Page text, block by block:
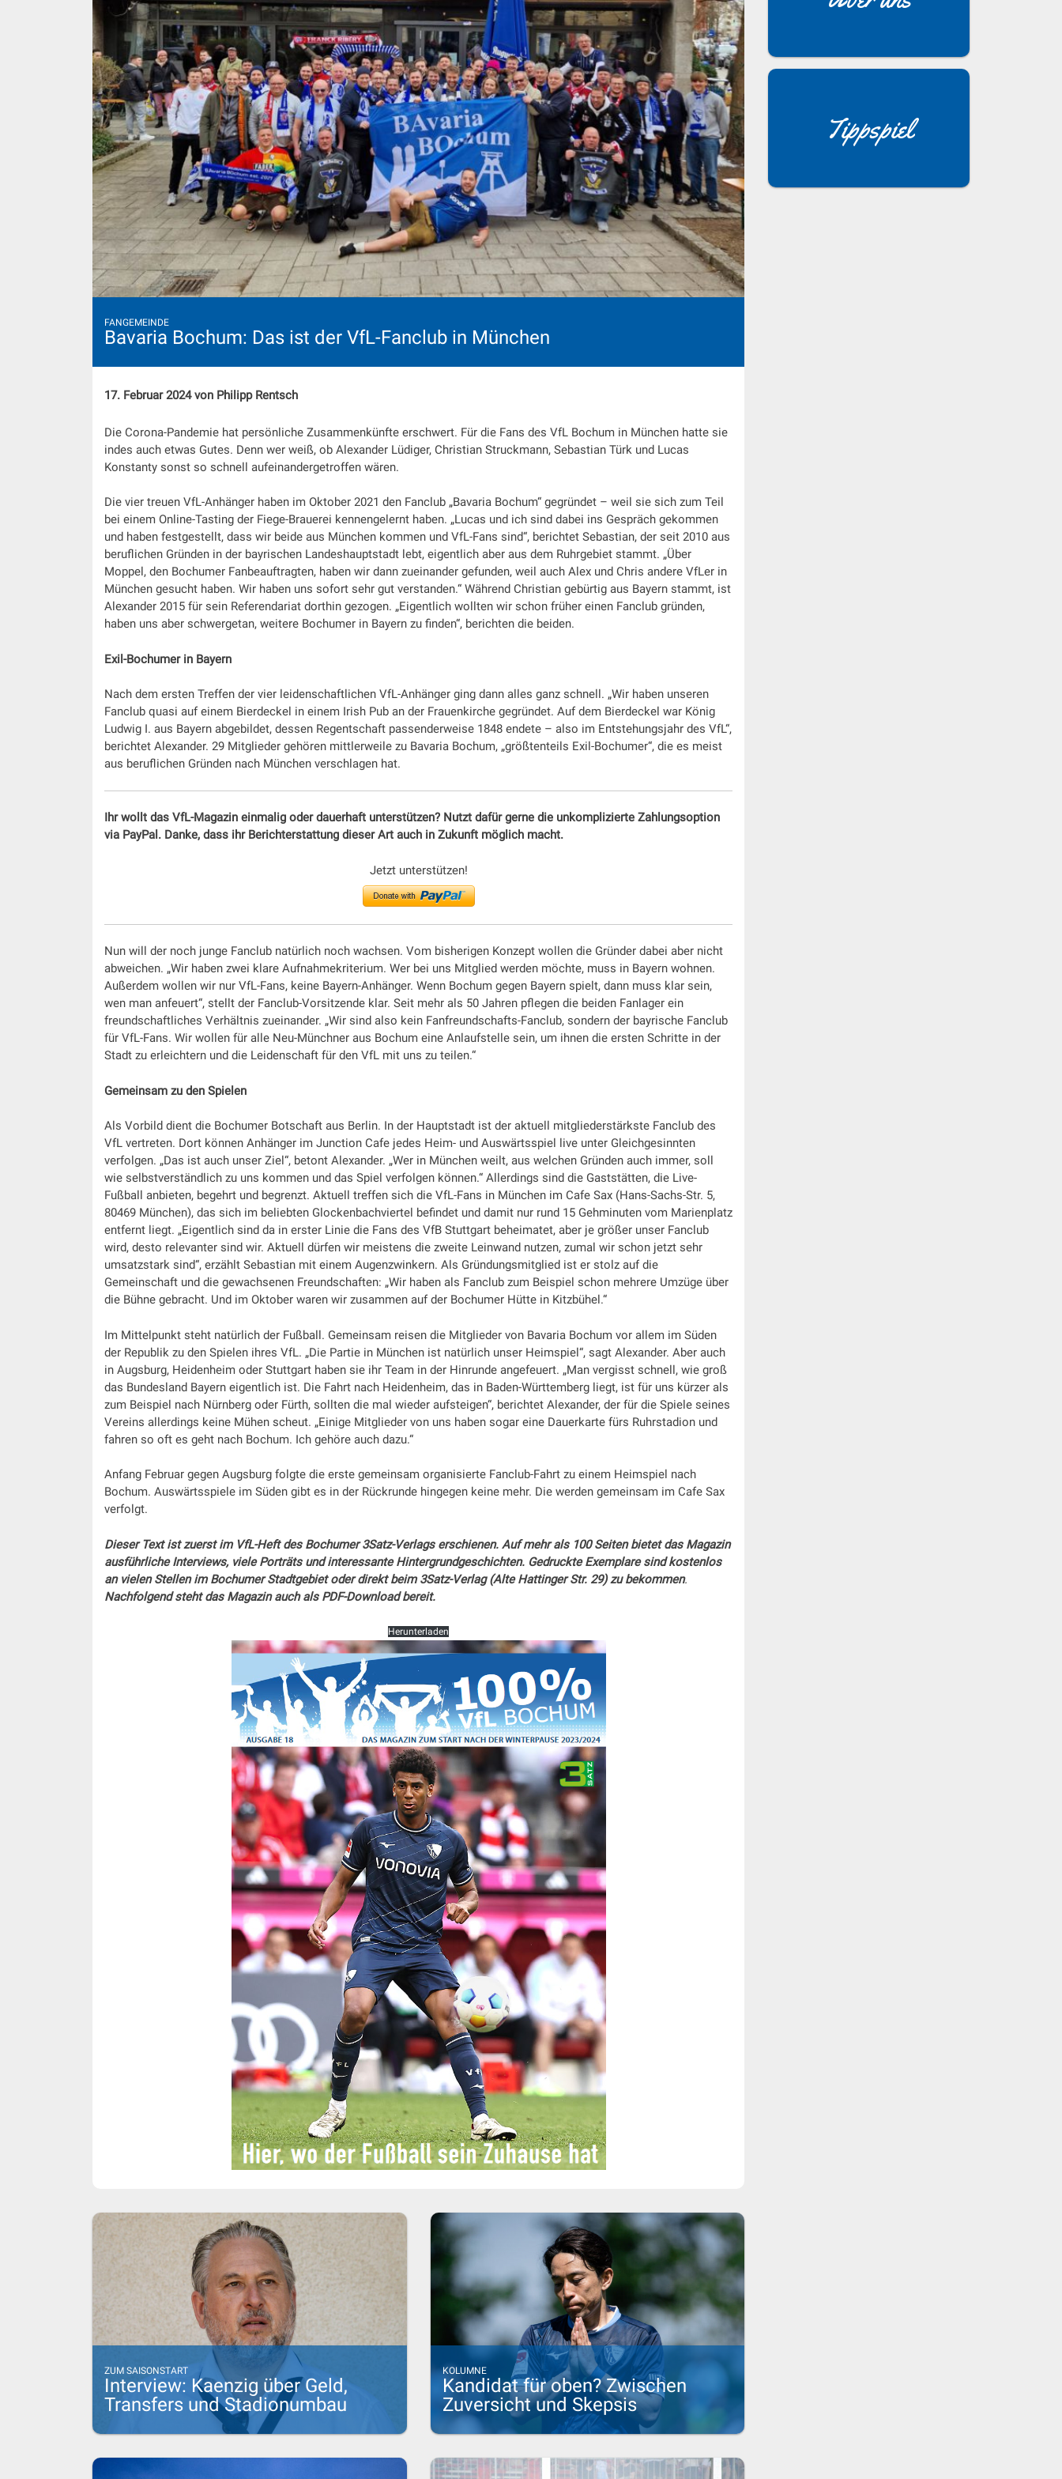
FANGEMEINDE
Bavaria Bochum: Das ist der VfL-Fanclub in München
17. Februar 2024 von Philipp Rentsch
Die Corona-Pandemie hat persönliche Zusammenkünfte erschwert. Für die Fans des VfL Bochum in München hatte sie
indes auch etwas Gutes. Denn wer weiß, ob Alexander Lüdiger, Christian Struckmann, Sebastian Türk und Lucas
Konstanty sonst so schnell aufeinandergetroffen wären.
Die vier treuen VfL-Anhänger haben im Oktober 2021 den Fanclub „Bavaria Bochum“ gegründet – weil sie sich zum Teil
bei einem Online-Tasting der Fiege-Brauerei kennengelernt haben. „Lucas und ich sind dabei ins Gespräch gekommen
und haben festgestellt, dass wir beide aus München kommen und VfL-Fans sind“, berichtet Sebastian, der seit 2010 aus
beruflichen Gründen in der bayrischen Landeshauptstadt lebt, eigentlich aber aus dem Ruhrgebiet stammt. „Über
Moppel, den Bochumer Fanbeauftragten, haben wir dann zueinander gefunden, weil auch Alex und Chris andere VfLer in
München gesucht haben. Wir haben uns sofort sehr gut verstanden.“ Während Christian gebürtig aus Bayern stammt, ist
Alexander 2015 für sein Referendariat dorthin gezogen. „Eigentlich wollten wir schon früher einen Fanclub gründen,
haben uns aber schwergetan, weitere Bochumer in Bayern zu finden“, berichten die beiden.
Exil-Bochumer in Bayern
Nach dem ersten Treffen der vier leidenschaftlichen VfL-Anhänger ging dann alles ganz schnell. „Wir haben unseren
Fanclub quasi auf einem Bierdeckel in einem Irish Pub an der Frauenkirche gegründet. Auf dem Bierdeckel war König
Ludwig I. aus Bayern abgebildet, dessen Regentschaft passenderweise 1848 endete – also im Entstehungsjahr des VfL“,
berichtet Alexander. 29 Mitglieder gehören mittlerweile zu Bavaria Bochum, „größtenteils Exil-Bochumer“, die es meist
aus beruflichen Gründen nach München verschlagen hat.
Ihr wollt das VfL-Magazin einmalig oder dauerhaft unterstützen? Nutzt dafür gerne die unkomplizierte Zahlungsoption
via PayPal. Danke, dass ihr Berichterstattung dieser Art auch in Zukunft möglich macht.
Jetzt unterstützen!
Nun will der noch junge Fanclub natürlich noch wachsen. Vom bisherigen Konzept wollen die Gründer dabei aber nicht
abweichen. „Wir haben zwei klare Aufnahmekriterium. Wer bei uns Mitglied werden möchte, muss in Bayern wohnen.
Außerdem wollen wir nur VfL-Fans, keine Bayern-Anhänger. Wenn Bochum gegen Bayern spielt, dann muss klar sein,
wen man anfeuert“, stellt der Fanclub-Vorsitzende klar. Seit mehr als 50 Jahren pflegen die beiden Fanlager ein
freundschaftliches Verhältnis zueinander. „Wir sind also kein Fanfreundschafts-Fanclub, sondern der bayrische Fanclub
für VfL-Fans. Wir wollen für alle Neu-Münchner aus Bochum eine Anlaufstelle sein, um ihnen die ersten Schritte in der
Stadt zu erleichtern und die Leidenschaft für den VfL mit uns zu teilen.“
Gemeinsam zu den Spielen
Als Vorbild dient die Bochumer Botschaft aus Berlin. In der Hauptstadt ist der aktuell mitgliederstärkste Fanclub des
VfL vertreten. Dort können Anhänger im Junction Cafe jedes Heim- und Auswärtsspiel live unter Gleichgesinnten
verfolgen. „Das ist auch unser Ziel“, betont Alexander. „Wer in München weilt, aus welchen Gründen auch immer, soll
wie selbstverständlich zu uns kommen und das Spiel verfolgen können.“ Allerdings sind die Gaststätten, die Live-
Fußball anbieten, begehrt und begrenzt. Aktuell treffen sich die VfL-Fans in München im Cafe Sax (Hans-Sachs-Str. 5,
80469 München), das sich im beliebten Glockenbachviertel befindet und damit nur rund 15 Gehminuten vom Marienplatz
entfernt liegt. „Eigentlich sind da in erster Linie die Fans des VfB Stuttgart beheimatet, aber je größer unser Fanclub
wird, desto relevanter sind wir. Aktuell dürfen wir meistens die zweite Leinwand nutzen, zumal wir schon jetzt sehr
umsatzstark sind“, erzählt Sebastian mit einem Augenzwinkern. Als Gründungsmitglied ist er stolz auf die
Gemeinschaft und die gewachsenen Freundschaften: „Wir haben als Fanclub zum Beispiel schon mehrere Umzüge über
die Bühne gebracht. Und im Oktober waren wir zusammen auf der Bochumer Hütte in Kitzbühel.“
Im Mittelpunkt steht natürlich der Fußball. Gemeinsam reisen die Mitglieder von Bavaria Bochum vor allem im Süden
der Republik zu den Spielen ihres VfL. „Die Partie in München ist natürlich unser Heimspiel“, sagt Alexander. Aber auch
in Augsburg, Heidenheim oder Stuttgart haben sie ihr Team in der Hinrunde angefeuert. „Man vergisst schnell, wie groß
das Bundesland Bayern eigentlich ist. Die Fahrt nach Heidenheim, das in Baden-Württemberg liegt, ist für uns kürzer als
zum Beispiel nach Nürnberg oder Fürth, sollten die mal wieder aufsteigen“, berichtet Alexander, der für die Spiele seines
Vereins allerdings keine Mühen scheut. „Einige Mitglieder von uns haben sogar eine Dauerkarte fürs Ruhrstadion und
fahren so oft es geht nach Bochum. Ich gehöre auch dazu.“
Anfang Februar gegen Augsburg folgte die erste gemeinsam organisierte Fanclub-Fahrt zu einem Heimspiel nach
Bochum. Auswärtsspiele im Süden gibt es in der Rückrunde hingegen keine mehr. Die werden gemeinsam im Cafe Sax
verfolgt.
Dieser Text ist zuerst im VfL-Heft des Bochumer 3Satz-Verlags erschienen. Auf mehr als 100 Seiten bietet das Magazin
ausführliche Interviews, viele Porträts und interessante Hintergrundgeschichten. Gedruckte Exemplare sind kostenlos
an vielen Stellen im Bochumer Stadtgebiet oder direkt beim 3Satz-Verlag (Alte Hattinger Str. 29) zu bekommen.
Nachfolgend steht das Magazin auch als PDF-Download bereit.
Herunterladen
ZUM SAISONSTART
Interview: Kaenzig über Geld,
Transfers und Stadionumbau
KOLUMNE
Kandidat für oben? Zwischen
Zuversicht und Skepsis
Tippspiel